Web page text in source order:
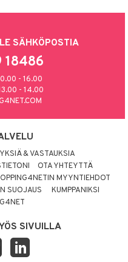
SÄHKÖPOSTIA
- 16.00
- 14.00
& VASTAUKSIA
OTA YHTEYTTÄ
MYYNTIEHDOT
SUOJAUS
KUMPPANIKSI
SIVUILLA